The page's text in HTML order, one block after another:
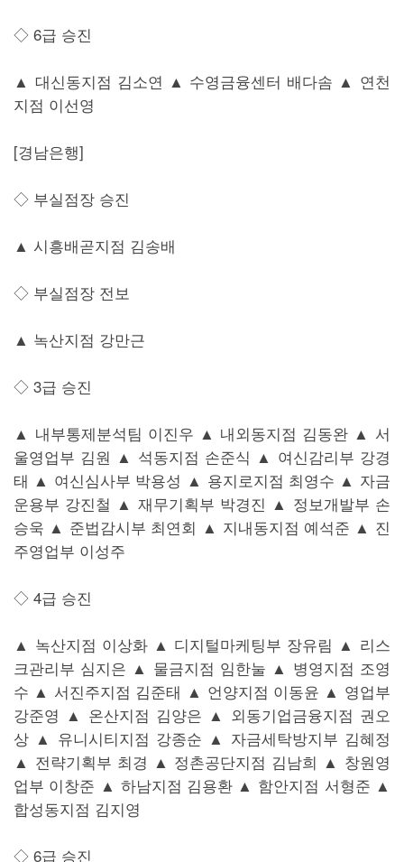
◇ 6급 승진
▲ 대신동지점 김소연 ▲ 수영금융센터 배다솜 ▲ 연천
지점 이선영
[경남은행]
◇ 부실점장 승진
▲ 시흥배곧지점 김송배
◇ 부실점장 전보
▲ 녹산지점 강만근
◇ 3급 승진
▲ 내부통제분석팀 이진우 ▲ 내외동지점 김동완 ▲ 서
울영업부 김원 ▲ 석동지점 손준식 ▲ 여신감리부 강경
태 ▲ 여신심사부 박용성 ▲ 용지로지점 최영수 ▲ 자금
운용부 강진철 ▲ 재무기획부 박경진 ▲ 정보개발부 손
승욱 ▲ 준법감시부 최연회 ▲ 지내동지점 예석준 ▲ 진
주영업부 이성주
◇ 4급 승진
▲ 녹산지점 이상화 ▲ 디지털마케팅부 장유림 ▲ 리스
크관리부 심지은 ▲ 물금지점 임한눌 ▲ 병영지점 조영
수 ▲ 서진주지점 김준태 ▲ 언양지점 이동윤 ▲ 영업부
강준영 ▲ 온산지점 김양은 ▲ 외동기업금융지점 권오
상 ▲ 유니시티지점 강종순 ▲ 자금세탁방지부 김혜정
▲ 전략기획부 최경 ▲ 정촌공단지점 김남희 ▲ 창원영
업부 이창준 ▲ 하남지점 김용환 ▲ 함안지점 서형준 ▲
합성동지점 김지영
◇ 6급 승진